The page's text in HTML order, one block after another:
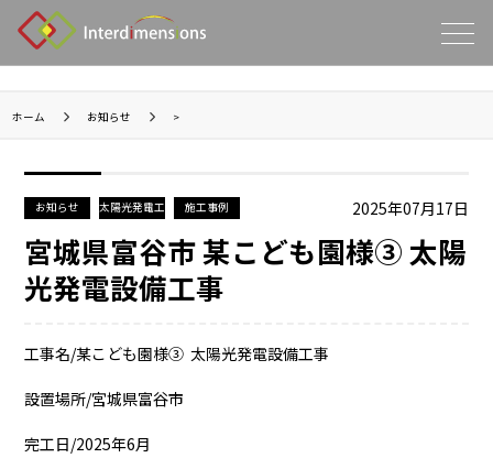
ホーム お知らせ >
お知らせ
太陽光発電工
施工事例 2025年07月17日
宮城県富谷市 某こども園様③ 太陽
光発電設備工事
工事名/某こども園様③ 太陽光発電設備工事
設置場所/宮城県富谷市
完工日/2025年6月